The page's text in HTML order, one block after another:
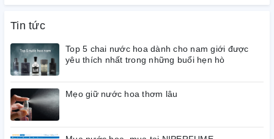
đỏ) vì nhìn thiết kế vỏ
hộp trông như một quyển
nam Insurrection II Dark
Reyane Tradition phù
hợp với người trên 25
tuổi.Đây là dòng nước
hoa Reyane Tradition này
có độ lưu hương rất lâu –
trên 12 giờ. và độ tỏa
Tin tức
Top 5 chai nước hoa dành cho nam giới được
yêu thích nhất trong những buổi hẹn hò
Mẹo giữ nước hoa thơm lâu